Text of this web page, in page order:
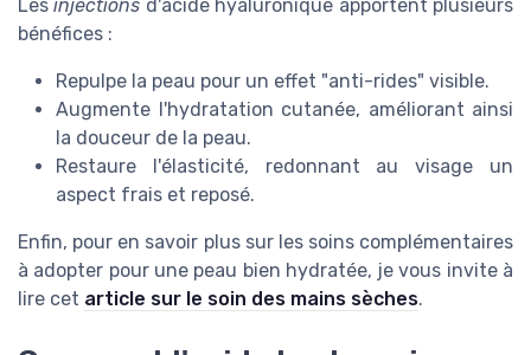
Lesinjections d'acide hyaluronique apportent plusieurs
bénéfices :
Repulpe la peau pour un effet "anti-rides" visible.
Augmente l'hydratation cutanée, améliorant ainsi
la douceur de la peau.
Restaure l'élasticité, redonnant au visage un
aspect frais et reposé.
Enfin, pour en savoir plus sur les soins complémentaires
à adopter pour une peau bien hydratée, je vous invite à
lire cet article sur le soin des mains sèches.